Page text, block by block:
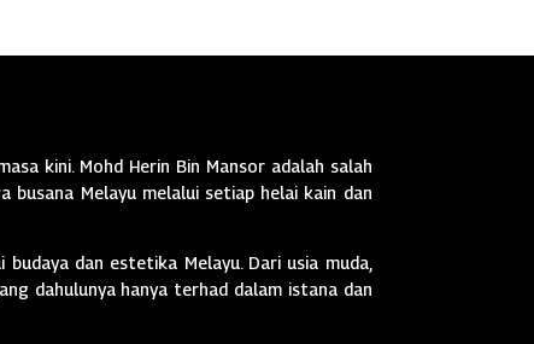
kini. Mohd Herin Bin Mansor adalah salah
busana Melayu melalui setiap helai kain dan
dan estetika Melayu. Dari usia muda,
dahulunya hanya terhad dalam istana dan